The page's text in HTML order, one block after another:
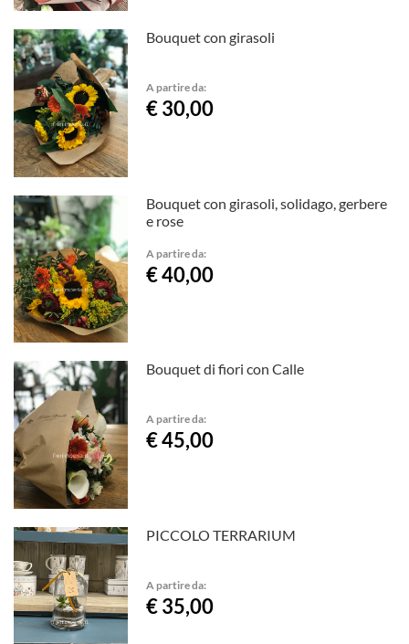
Bouquet con girasoli
A partire da:
€ 30,00
Bouquet con girasoli, solidago, gerbere
e rose
A partire da:
€ 40,00
Bouquet di fiori con Calle
A partire da:
€ 45,00
PICCOLO TERRARIUM
A partire da:
€ 35,00